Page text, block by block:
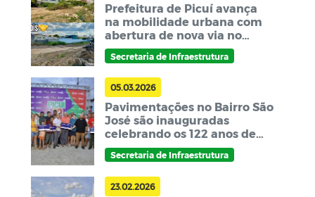
Prefeitura de Picuí avança
na mobilidade urbana com
abertura de nova via no
bairro Limeira
Secretaria de Infraestrutura
05.03.2026
Pavimentações no Bairro São
José são inauguradas
celebrando os 122 anos de
Emancipação Política de
Picuí
Secretaria de Infraestrutura
23.02.2026